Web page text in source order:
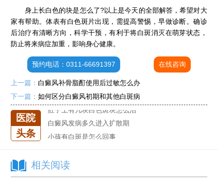
身上长白色的块是怎么了?以上是今天的全部解答，希望对大
家有帮助。体表有白色斑片出现，需提高警惕，早做诊断。确诊
后治疗有清晰方向，科学干预，有利于将白斑消灭在萌芽状态，
防止将来病症加重，影响身心健康。
预约电话：0311-66691397 在线咨询
上一篇： 白癜风补骨脂酊使用后过敏怎么办
下一篇：如何区分白癜风初期和其他白斑病
医院
头条
石家庄专治白斑医院
治疗白癜风便宜的医院
各种白斑的图片
肚子上有几块白色斑块怎么治
白癜风发病多久进入扩散期
小孩有白斑是怎么回事
石家庄远大中医皮肤医院怎么样
石家庄专治白斑医院
相关阅读